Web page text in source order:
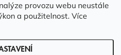
provozu webu neustále
a použitelnost. Více